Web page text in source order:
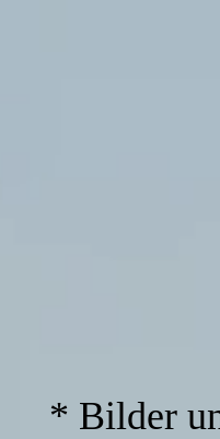
* Bilder